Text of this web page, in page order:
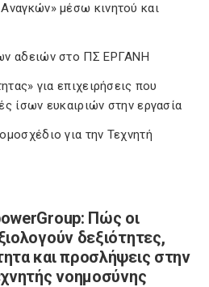
μέσω κινητού και
αδειών στο ΠΣ ΕΡΓΑΝΗ
για επιχειρήσεις που
ίσων ευκαιριών στην εργασία
για την Τεχνητή
Πώς οι
δεξιότητες,
και προσλήψεις στην
νοημοσύνης